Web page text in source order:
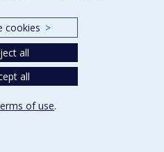
cookies >
all
all
of use.